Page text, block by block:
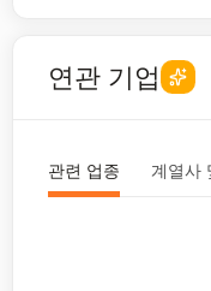
연관 기업
관련 업종 계열사